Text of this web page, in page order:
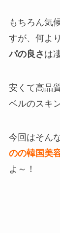
もちろん気
すが、何よ
パの良さ は
安くて高品
ベルのスキ
今回はそん
のの韓国美
よ～！